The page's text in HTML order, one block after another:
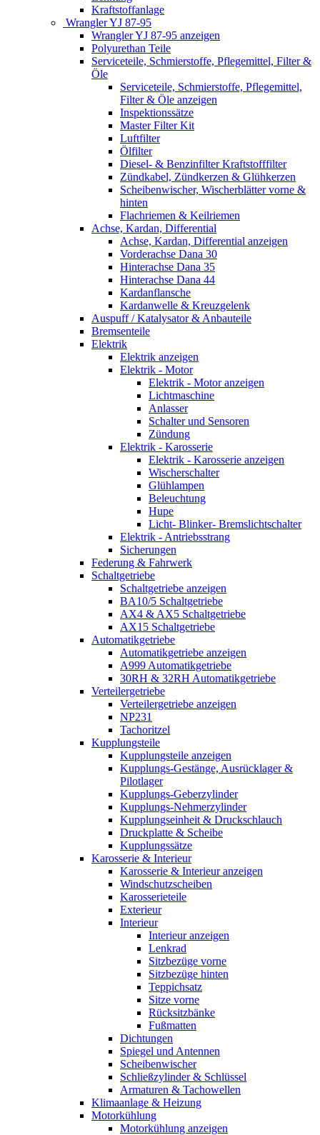
Kraftstoffanlage
Wrangler YJ 87-95
Wrangler YJ 87-95 anzeigen
Polyurethan Teile
Serviceteile, Schmierstoffe, Pflegemittel, Filter &
Öle
Serviceteile, Schmierstoffe, Pflegemittel,
Filter & Öle anzeigen
Inspektionssätze
Master Filter Kit
Luftfilter
Ölfilter
Diesel- & Benzinfilter Kraftstofffilter
Zündkabel, Zündkerzen & Glühkerzen
Scheibenwischer, Wischerblätter vorne &
hinten
Flachriemen & Keilriemen
Achse, Kardan, Differential
Achse, Kardan, Differential anzeigen
Vorderachse Dana 30
Hinterachse Dana 35
Hinterachse Dana 44
Kardanflansche
Kardanwelle & Kreuzgelenk
Auspuff / Katalysator & Anbauteile
Bremsenteile
Elektrik
Elektrik anzeigen
Elektrik - Motor
Elektrik - Motor anzeigen
Lichtmaschine
Anlasser
Schalter und Sensoren
Zündung
Elektrik - Karosserie
Elektrik - Karosserie anzeigen
Wischerschalter
Glühlampen
Beleuchtung
Hupe
Licht- Blinker- Bremslichtschalter
Elektrik - Antriebsstrang
Sicherungen
Federung & Fahrwerk
Schaltgetriebe
Schaltgetriebe anzeigen
BA10/5 Schaltgetriebe
AX4 & AX5 Schaltgetriebe
AX15 Schaltgetriebe
Automatikgetriebe
Automatikgetriebe anzeigen
A999 Automatikgetriebe
30RH & 32RH Automatikgetriebe
Verteilergetriebe
Verteilergetriebe anzeigen
NP231
Tachoritzel
Kupplungsteile
Kupplungsteile anzeigen
Kupplungs-Gestänge, Ausrücklager &
Pilotlager
Kupplungs-Geberzylinder
Kupplungs-Nehmerzylinder
Kupplungseinheit & Druckschlauch
Druckplatte & Scheibe
Kupplungssätze
Karosserie & Interieur
Karosserie & Interieur anzeigen
Windschutzscheiben
Karosserieteile
Exterieur
Interieur
Interieur anzeigen
Lenkrad
Sitzbezüge vorne
Sitzbezüge hinten
Teppichsatz
Sitze vorne
Rücksitzbänke
Fußmatten
Dichtungen
Spiegel und Antennen
Scheibenwischer
Schließzylinder & Schlüssel
Armaturen & Tachowellen
Klimaanlage & Heizung
Motorkühlung
Motorkühlung anzeigen